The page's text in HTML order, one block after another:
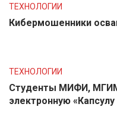
ТЕХНОЛОГИИ
Кибермошенники
ТЕХНОЛОГИИ
Студенты МИФИ,
электронную